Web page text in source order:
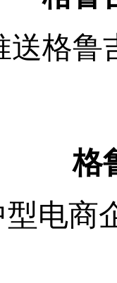
送格鲁
格
电商